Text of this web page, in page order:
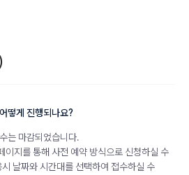
떻게 진행되나요?
는 마감되었습니다.
이지를 통해 사전 예약 방식으로 신청하실 수
날짜와 시간대를 선택하여 접수하실 수